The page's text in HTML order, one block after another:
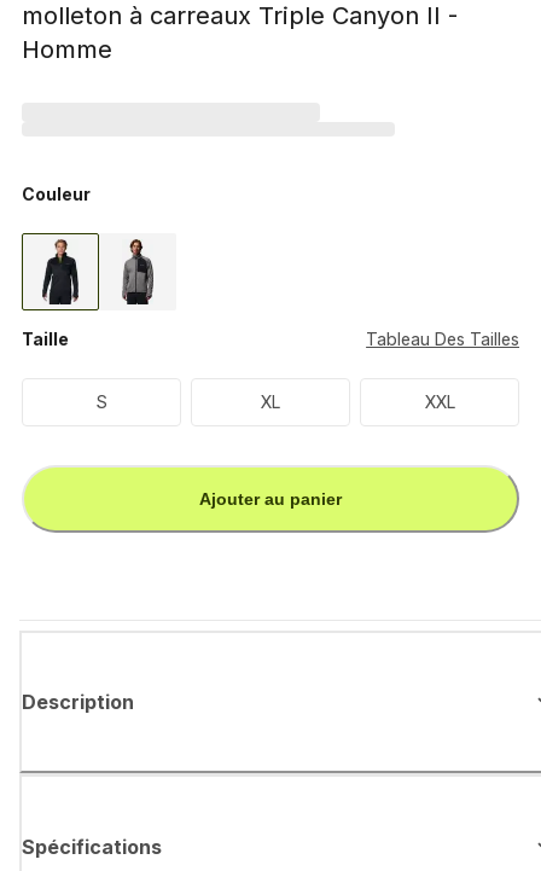
molleton à carreaux Triple Canyon II -
Homme
Couleur
Taille Tableau Des Tailles
S XL XXL
Ajouter au panier
Description
Spécifications